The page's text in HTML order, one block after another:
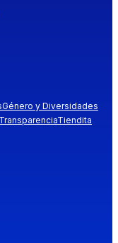
Género y Diversidades
TransparenciaTiendita